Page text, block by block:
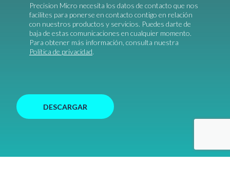
Precision Micro necesita los datos de contacto que nos
facilites para ponerse en contacto contigo en relación
con nuestros productos y servicios. Puedes darte de
baja de estas comunicaciones en cualquier momento.
Para obtener más información, consulta nuestra
Política de privacidad.